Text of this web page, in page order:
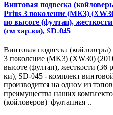
Винтовая подвеска
Prius 3 поколение (MK3)
по высоте (фултап),
(см хар-ки), SD-045
Винтовая подвеска
3 поколение (MK3) (XW30)
высоте (фултап), жесткости (36
ки), SD-045 - комплект
производится на одном из
преимущества наших
(койловеров): фултапная ..